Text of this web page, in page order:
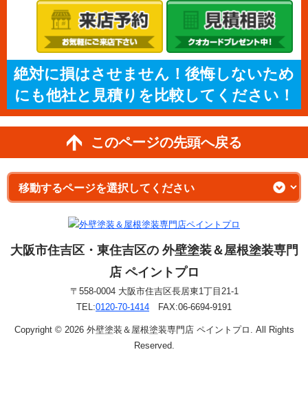
絶対に損はさせません！後悔しないため
にも他社と見積りを比較してください！
このページの先頭へ戻る
大阪市住吉区・東住吉区の 外壁塗装＆屋根塗装専門
店 ペイントプロ
〒558-0004 大阪市住吉区長居東1丁目21-1
TEL:0120-70-1414 FAX:06-6694-9191
Copyright © 2026 外壁塗装＆屋根塗装専門店 ペイントプロ. All Rights
Reserved.